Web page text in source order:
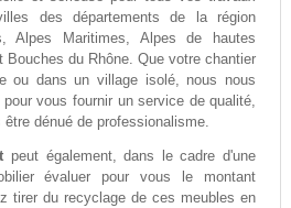
des départements de la région
Alpes Maritimes, Alpes de hautes
Bouches du Rhône. Que votre chantier
ou dans un village isolé, nous nous
vous fournir un service de qualité,
dénué de professionalisme.
peut également, dans le cadre d'une
évaluer pour vous le montant
tirer du recyclage de ces meubles en